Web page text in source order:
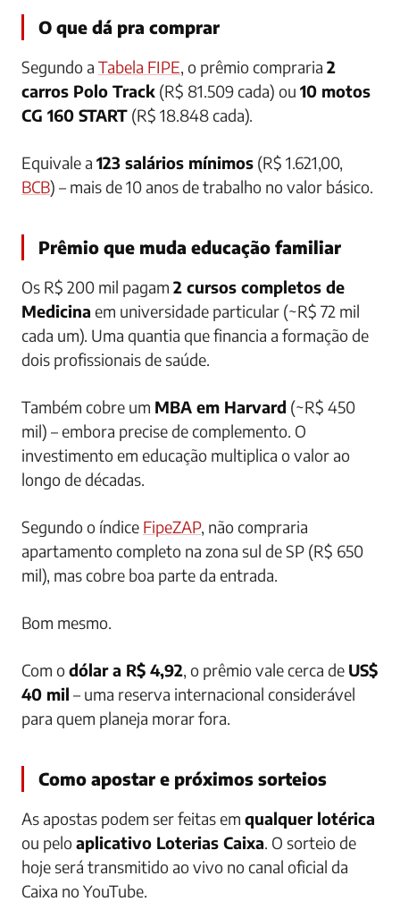
O que dá pra comprar
Segundo a Tabela FIPE, o prêmio compraria 2
carros Polo Track (R$ 81.509 cada) ou 10 motos
CG 160 START (R$ 18.848 cada).
Equivale a 123 salários mínimos (R$ 1.621,00,
BCB) – mais de 10 anos de trabalho no valor básico.
Prêmio que muda educação familiar
Os R$ 200 mil pagam 2 cursos completos de
Medicina em universidade particular (~R$ 72 mil
cada um). Uma quantia que financia a formação de
dois profissionais de saúde.
Também cobre um MBA em Harvard (~R$ 450
mil) – embora precise de complemento. O
investimento em educação multiplica o valor ao
longo de décadas.
Segundo o índice FipeZAP, não compraria
apartamento completo na zona sul de SP (R$ 650
mil), mas cobre boa parte da entrada.
Bom mesmo.
Com odólar a R$ 4,92, o prêmio vale cerca de US$
40 mil – uma reserva internacional considerável
para quem planeja morar fora.
Como apostar e próximos sorteios
As apostas podem ser feitas em qualquer lotérica
ou peloaplicativo Loterias Caixa. O sorteio de
hoje será transmitido ao vivo no canal oficial da
Caixa no YouTube.